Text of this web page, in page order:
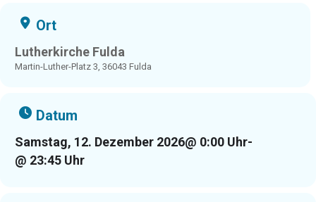
Ort
Lutherkirche Fulda
Martin-Luther-Platz 3, 36043 Fulda
Datum
Samstag, 12. Dezember 2026@ 0:00 Uhr-
@ 23:45 Uhr